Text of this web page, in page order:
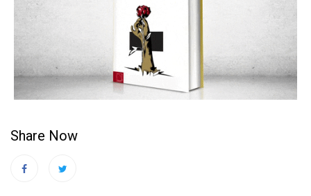
Share Now